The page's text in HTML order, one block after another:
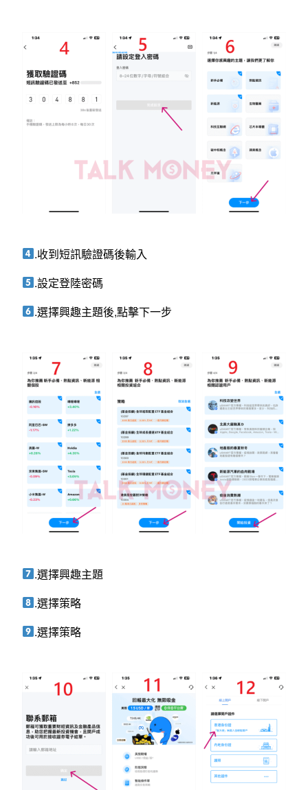
.收到短訊驗證碼後輸入
.設定登陸密碼
.選擇興趣主題後,點擊下一步
.選擇興趣主題
.選擇策略
.選擇策略